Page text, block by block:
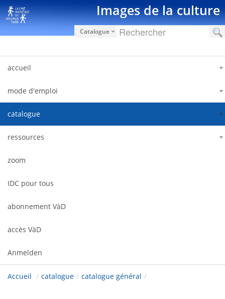
Zum Inhalt wechseln Images de la culture
Catalogue
accueil
mode d'emploi
catalogue
ressources
zoom
IDC pour tous
abonnement VàD
accès VàD
Anmelden
Accueil / catalogue / catalogue général /